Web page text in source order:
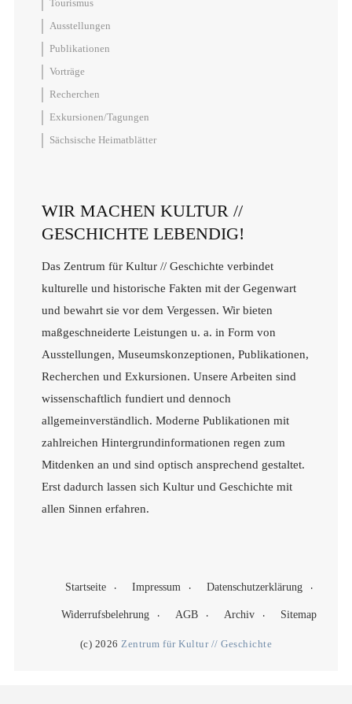
Tourismus
Ausstellungen
Publikationen
Vorträge
Recherchen
Exkursionen/Tagungen
Sächsische Heimatblätter
WIR MACHEN KULTUR //
GESCHICHTE LEBENDIG!
Das Zentrum für Kultur // Geschichte verbindet
kulturelle und historische Fakten mit der Gegenwart
und bewahrt sie vor dem Vergessen. Wir bieten
maßgeschneiderte Leistungen u. a. in Form von
Ausstellungen, Museumskonzeptionen, Publikationen,
Recherchen und Exkursionen. Unsere Arbeiten sind
wissenschaftlich fundiert und dennoch
allgemeinverständlich. Moderne Publikationen mit
zahlreichen Hintergrundinformationen regen zum
Mitdenken an und sind optisch ansprechend gestaltet.
Erst dadurch lassen sich Kultur und Geschichte mit
allen Sinnen erfahren.
Startseite Impressum Datenschutzerklärung
Widerrufsbelehrung AGB Archiv Sitemap
(c) 2026 Zentrum für Kultur // Geschichte